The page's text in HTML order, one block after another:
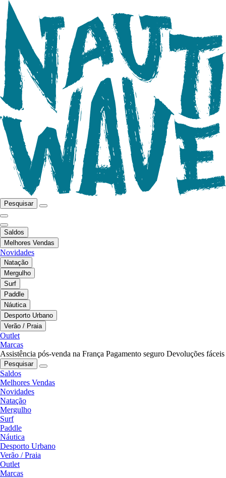
Pesquisar
Saldos
Melhores Vendas
Novidades
Natação
Mergulho
Surf
Paddle
Náutica
Desporto Urbano
Verão / Praia
Outlet
Marcas
Assistência pós-venda na França Pagamento seguro Devoluções fáceis
Pesquisar
Saldos
Melhores Vendas
Novidades
Natação
Mergulho
Surf
Paddle
Náutica
Desporto Urbano
Verão / Praia
Outlet
Marcas